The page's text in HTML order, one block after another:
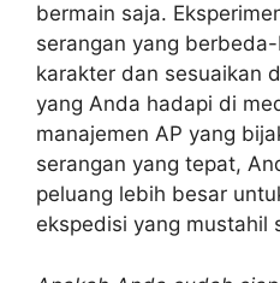
bermain saja.
serangan yang
karakter dan sesuaikan
yang Anda hadapi di
manajemen AP yang
serangan yang tepat,
peluang lebih besar
ekspedisi yang mustahil